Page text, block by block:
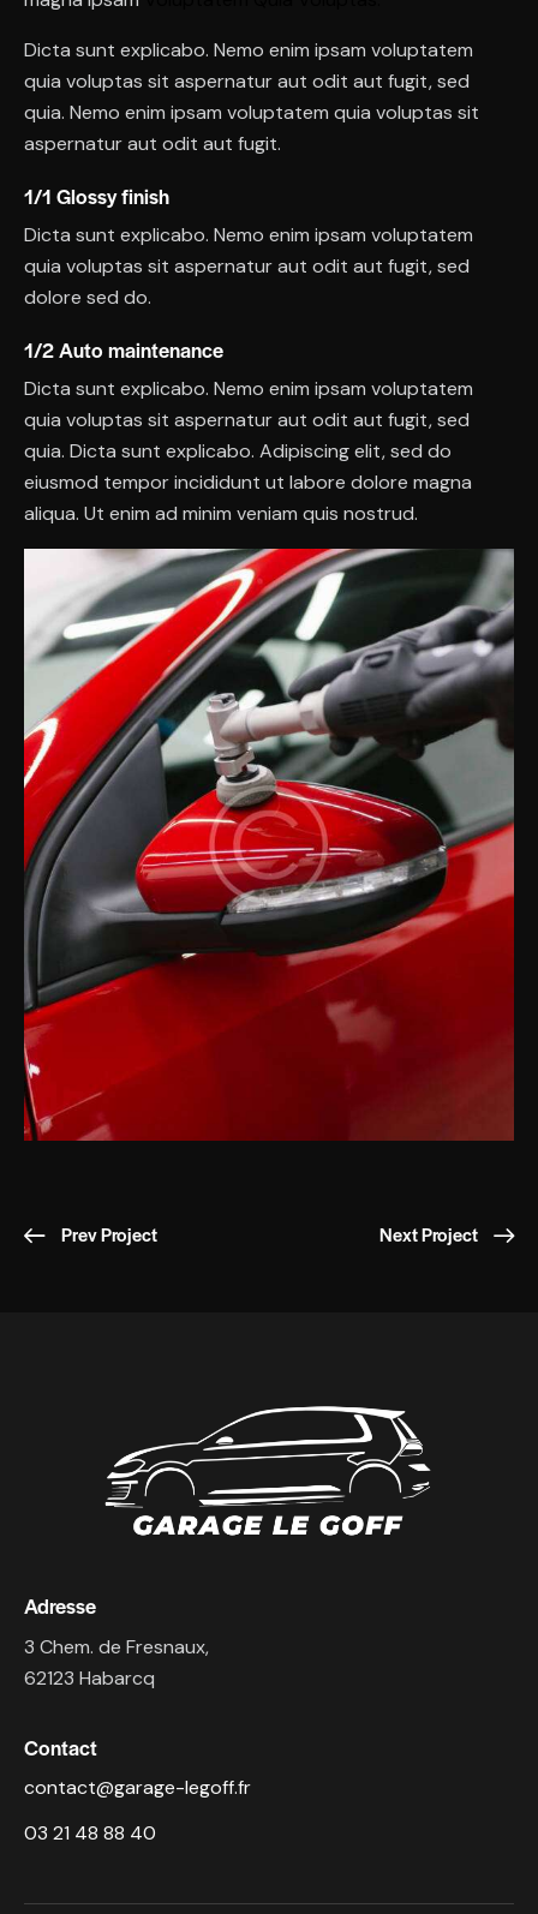
Dicta sunt explicabo. Nemo enim ipsam voluptatem
quia voluptas sit aspernatur aut odit aut fugit, sed
quia. Nemo enim ipsam voluptatem quia voluptas sit
aspernatur aut odit aut fugit.
1/1 Glossy finish
Dicta sunt explicabo. Nemo enim ipsam voluptatem
quia voluptas sit aspernatur aut odit aut fugit, sed
dolore sed do.
1/2 Auto maintenance
Dicta sunt explicabo. Nemo enim ipsam voluptatem
quia voluptas sit aspernatur aut odit aut fugit, sed
quia. Dicta sunt explicabo. Adipiscing elit, sed do
eiusmod tempor incididunt ut labore dolore magna
aliqua. Ut enim ad minim veniam quis nostrud.
Prev Project Next Project
Adresse
3 Chem. de Fresnaux,
62123 Habarcq
Contact
contact@garage-legoff.fr
03 21 48 88 40